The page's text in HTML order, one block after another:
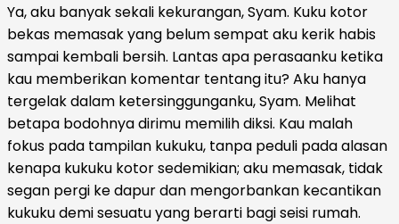
Ya, aku banyak sekali kekurangan, Syam. Kuku kotor
bekas memasak yang belum sempat aku kerik habis
sampai kembali bersih. Lantas apa perasaanku ketika
kau memberikan komentar tentang itu? Aku hanya
tergelak dalam ketersinggunganku, Syam. Melihat
betapa bodohnya dirimu memilih diksi. Kau malah
fokus pada tampilan kukuku, tanpa peduli pada alasan
kenapa kukuku kotor sedemikian; aku memasak, tidak
segan pergi ke dapur dan mengorbankan kecantikan
kukuku demi sesuatu yang berarti bagi seisi rumah.